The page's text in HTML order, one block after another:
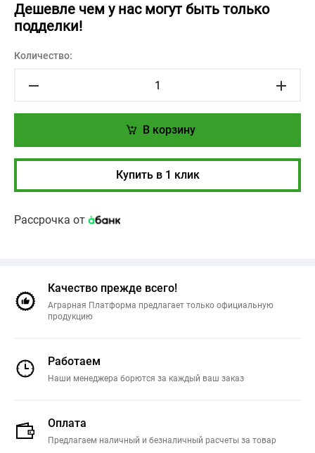
Дешевле чем у нас могут быть только
подделки!
Количество:
В корзину
Купить в 1 клик
Рассрочка от
Качество прежде всего!
Аграрная Платформа предлагает только официальную
продукцию
Работаем
Наши менеджера борются за каждый ваш заказ
Оплата
Предлагаем наличный и безналичный расчеты за товар